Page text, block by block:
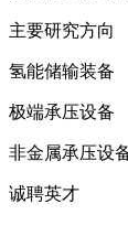
主要研究方向
氢能储输装备
极端承压设备
非金属承压设
诚聘英才